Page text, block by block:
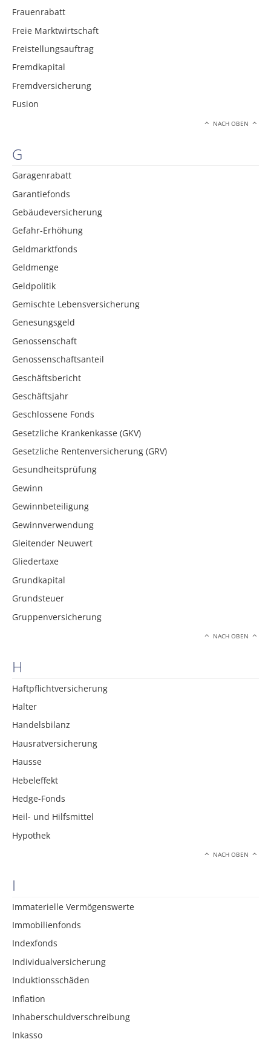
Frauenrabatt
Freie Marktwirtschaft
Freistellungsauftrag
Fremdkapital
Fremdversicherung
Fusion
NACH OBEN
G
Garagenrabatt
Garantiefonds
Gebäudeversicherung
Gefahr-Erhöhung
Geldmarktfonds
Geldmenge
Geldpolitik
Gemischte Lebensversicherung
Genesungsgeld
Genossenschaft
Genossenschaftsanteil
Geschäftsbericht
Geschäftsjahr
Geschlossene Fonds
Gesetzliche Krankenkasse (GKV)
Gesetzliche Rentenversicherung (GRV)
Gesundheitsprüfung
Gewinn
Gewinnbeteiligung
Gewinnverwendung
Gleitender Neuwert
Gliedertaxe
Grundkapital
Grundsteuer
Gruppenversicherung
NACH OBEN
H
Haftpflichtversicherung
Halter
Handelsbilanz
Hausratversicherung
Hausse
Hebeleffekt
Hedge-Fonds
Heil- und Hilfsmittel
Hypothek
NACH OBEN
I
Immaterielle Vermögenswerte
Immobilienfonds
Indexfonds
Individualversicherung
Induktionsschäden
Inflation
Inhaberschuldverschreibung
Inkasso